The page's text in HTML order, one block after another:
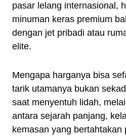
pasar lelang internasional,
minuman keras premium
dengan jet pribadi atau
elite.
Mengapa harganya bisa
tarik utamanya bukan
saat menyentuh lidah,
antara sejarah panjang,
kemasan yang bertahtakan